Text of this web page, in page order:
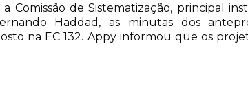
Comissão de Sistematização, principal
Haddad, as minutas dos
na EC 132. Appy informou que os